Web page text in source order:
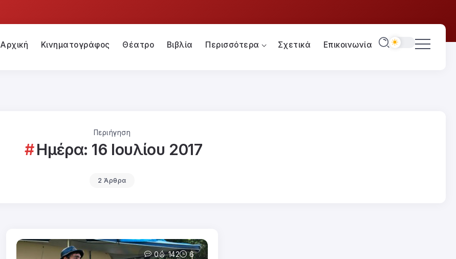
Αρχική Κινηματογράφος Θέατρο Βιβλία Περισσότερα Σχετικά Επικοινωνία
Περιήγηση
Ημέρα: 16 Ιουλίου 2017
2 Άρθρα
0 142 6